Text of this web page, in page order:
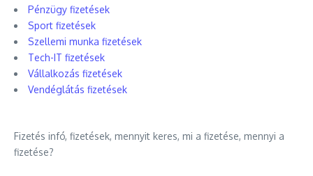
Pénzügy fizetések
Sport fizetések
Szellemi munka fizetések
Tech-IT fizetések
Vállalkozás fizetések
Vendéglátás fizetések
Fizetés infó, fizetések, mennyit keres, mi a fizetése, mennyi a
fizetése?